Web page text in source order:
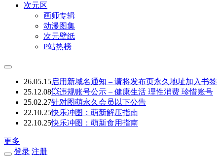
次元区
画师专辑
动漫图集
次元壁纸
P站热榜
26.05.15启用新域名通知 – 请将发布页永久地址加入书签
25.12.08💥违规账号公示 – 健康生活 理性消费 珍惜账号
25.02.27针对图萌永久会员以下公告
22.10.25快乐冲图：萌新解压指南
22.10.25快乐冲图：萌新食用指南
更多
登录 注册